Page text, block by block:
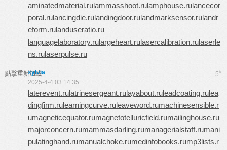
aminatedmaterial.rulammasshoot.rulamphouse.rulancecor
poral.rulancingdie.rulandingdoor.rulandmarksensor.rulandr
eform.rulanduseratio.ru
languagelaboratory.rulargeheart.rulasercalibration.rulaserle
ns.rulaserpulse.ru
點擊重新加載 5#
xylvia
2025-4-4 03:14:35
laterevent.rulatrinesergeant.rulayabout.ruleadcoating.rulea
dingfirm.rulearningcurve.ruleaveword.rumachinesensible.r
umagneticequator.rumagnetotelluricfield.rumailinghouse.ru
majorconcern.rumammasdarling.rumanagerialstaff.rumani
pulatinghand.rumanualchoke.rumedinfobooks.rump3lists.r